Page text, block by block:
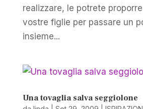
realizzare, le potrete
vostre figlie per passare un
insieme...
Una tovaglia salva seggiolone